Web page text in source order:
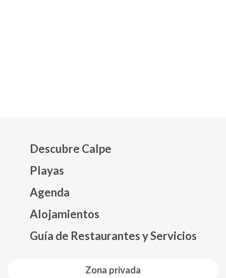
Zona privada
Descubre Calpe
Playas
Agenda
Alojamientos
Guía de Restaurantes y Servicios